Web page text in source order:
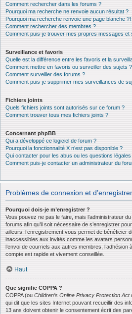
Comment rechercher dans les forums ?
Pourquoi ma recherche ne renvoie aucun résultat ?
Pourquoi ma recherche renvoie une page blanche ?!
Comment rechercher des membres ?
Comment puis-je trouver mes propres messages et
Surveillance et favoris
Quelle est la différence entre les favoris et la
Comment mettre en favoris ou surveiller des sujets ?
Comment surveiller des forums ?
Comment puis-je supprimer mes surveillances de
Fichiers joints
Quels fichiers joints sont autorisés sur ce forum ?
Comment trouver tous mes fichiers joints ?
Concernant phpBB
Qui a développé ce logiciel de forum ?
Pourquoi la fonctionnalité X n’est pas disponible ?
Qui contacter pour les abus ou les questions
Comment puis-je contacter un administrateur du
Problèmes de connexion et
Pourquoi dois-je m’enregistrer ?
Vous pouvez ne pas le faire, mais l’administrateur
forums afin qu’il soit nécessaire de s’enregistrer
ailleurs, l’enregistrement vous permet de bénéficier
inaccessibles aux invités comme les avatars
l’envoi de courriels aux autres membres, l’adhésion
compte est rapide et vivement conseillée.
Haut
Que signifie COPPA ?
COPPA (ou Children’s Online Privacy Protection Act
qui dit que les sites Internet pouvant recueillir des
13 ans doivent obtenir le consentement écrit des